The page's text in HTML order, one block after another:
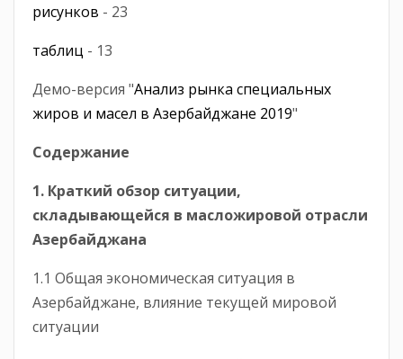
рисунков - 23
таблиц - 13
Демо-версия "Анализ рынка специальных
жиров и масел в Азербайджане 2019"
Содержание
1. Краткий обзор ситуации,
складывающейся в масложировой отрасли
Азербайджана
1.1 Общая экономическая ситуация в
Азербайджане, влияние текущей мировой
ситуации